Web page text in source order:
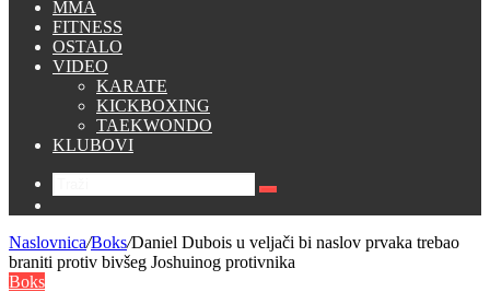
MMA
FITNESS
OSTALO
VIDEO
KARATE
KICKBOXING
TAEKWONDO
KLUBOVI
Traži
Naslovnica/Boks/Daniel Dubois u veljači bi naslov prvaka trebao
braniti protiv bivšeg Joshuinog protivnika
Boks